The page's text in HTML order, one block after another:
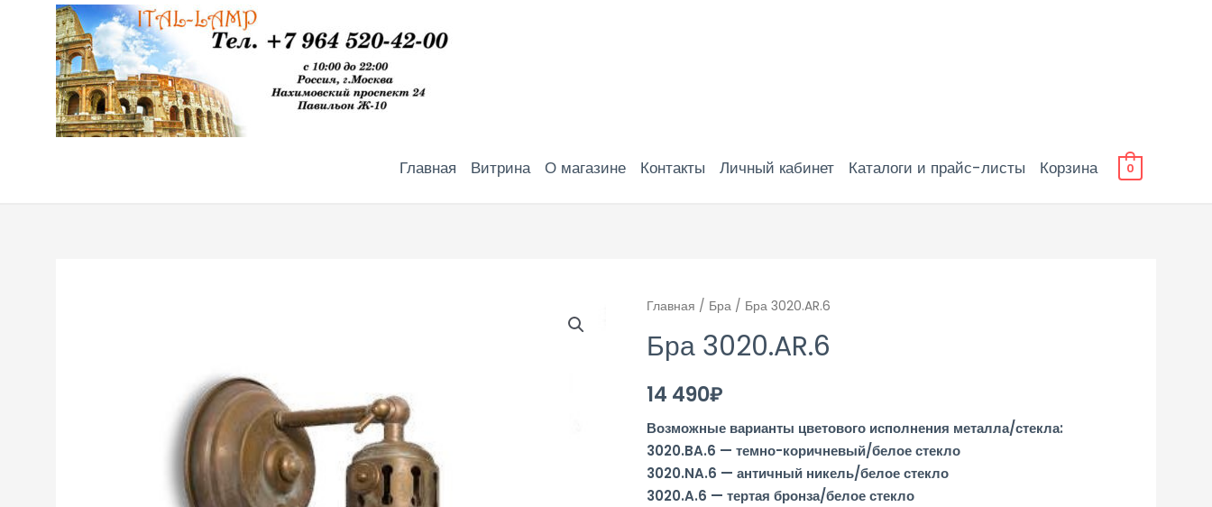
Главная Витрина О магазине Контакты Личный кабинет Каталоги и прайс-листы Корзина 0
Главная / Бра/ Бра 3020.AR.6
Бра 3020.AR.6
14 490₽
Возможные варианты цветового исполнения металла/стекла:
3020.BA.6 — темно-коричневый/белое стекло
3020.NA.6 — античный никель/белое стекло
3020.A.6 — тертая бронза/белое стекло